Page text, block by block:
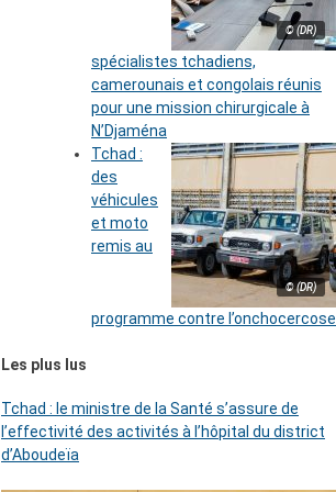
© (DR)
spécialistes tchadiens,
camerounais et congolais réunis
pour une mission chirurgicale à
N’Djaména
© (DR)
Tchad :
des
véhicules
et moto
remis au
programme contre l’onchocercose
Les plus lus
Tchad : le ministre de la Santé s’assure de
l’effectivité des activités à l’hôpital du district
d’Aboudeïa